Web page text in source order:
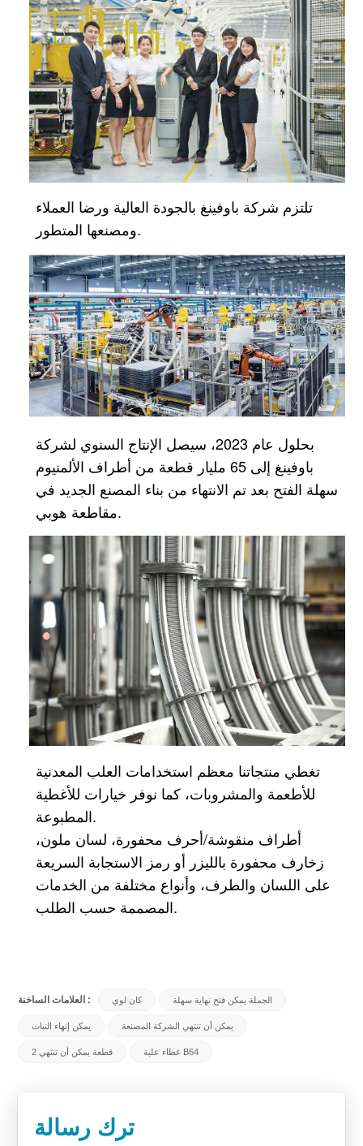
تلتزم شركة باوفينغ بالجودة العالية ورضا العملاء
ومصنعها المتطور.
بحلول عام 2023، سيصل الإنتاج السنوي لشركة
باوفينغ إلى 65 مليار قطعة من أطراف الألمنيوم
سهلة الفتح بعد تم الانتهاء من بناء المصنع الجديد في
مقاطعة هوبي.
تغطي منتجاتنا معظم استخدامات العلب المعدنية
للأطعمة والمشروبات، كما نوفر خيارات للأغطية
المطبوعة.
أطراف منقوشة/أحرف محفورة، لسان ملون،
زخارف محفورة بالليزر أو رمز الاستجابة السريعة
على اللسان والطرف، وأنواع مختلفة من الخدمات
المصممة حسب الطلب.
العلامات الساخنة : كان لوي الجملة يمكن فتح نهاية سهلة
يمكن إنهاء النبات يمكن أن تنتهي الشركة المصنعة
2 قطعة يمكن أن تنتهي غطاء علبة B64
ترك رسالة